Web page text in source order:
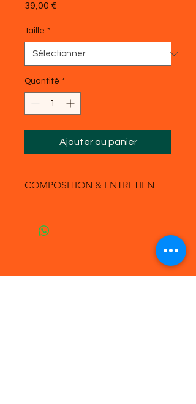
39,00 €
Taille *
Quantité *
Ajouter au panier
COMPOSITION & ENTRETIEN
Entretien :